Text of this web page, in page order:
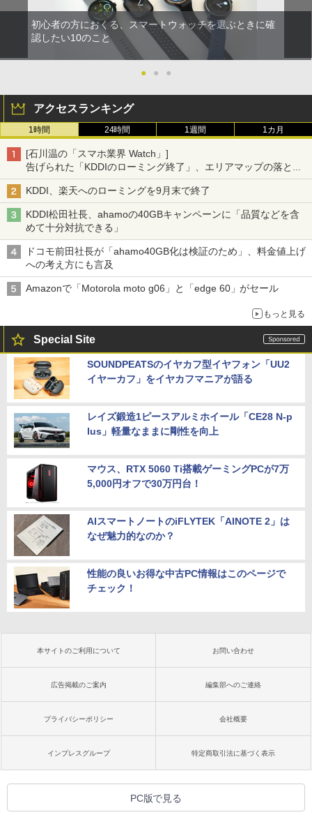
初心者の方におくる、スマートウォッチを選ぶときに確
認したい10のこと
● ● ●
アクセスランキング
1時間 24時間 1週間 1カ月
[石川温の「スマホ業界 Watch」]
告げられた「KDDIのローミング終了」、エリアマップの落とし
穴と楽天モバイルの課題
KDDI、楽天へのローミングを9月末で終了
KDDI松田社長、ahamoの40GBキャンペーンに「品質などを含
めて十分対抗できる」
ドコモ前田社長が「ahamo40GB化は検証のため」、料金値上げ
への考え方にも言及
Amazonで「Motorola moto g06」と「edge 60」がセール
もっと見る
Special Site
SOUNDPEATSのイヤカフ型イヤフォン「UU2
イヤーカフ」をイヤカフマニアが語る
レイズ鍛造1ピースアルミホイール「CE28 N-p
lus」軽量なままに剛性を向上
マウス、RTX 5060 Ti搭載ゲーミングPCが7万
5,000円オフで30万円台！
AIスマートノートのiFLYTEK「AINOTE 2」は
なぜ魅力的なのか？
性能の良いお得な中古PC情報はこのページで
チェック！
本サイトのご利用について お問い合わせ
広告掲載のご案内 編集部へのご連絡
プライバシーポリシー 会社概要
インプレスグループ 特定商取引法に基づく表示
PC版で見る